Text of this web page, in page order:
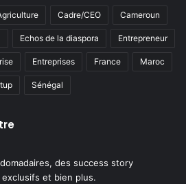
Cadre/CEO Cameroun
Echos de la diaspora Entrepreneur
Entreprises France Maroc
Sénégal
des success story
et bien plus.